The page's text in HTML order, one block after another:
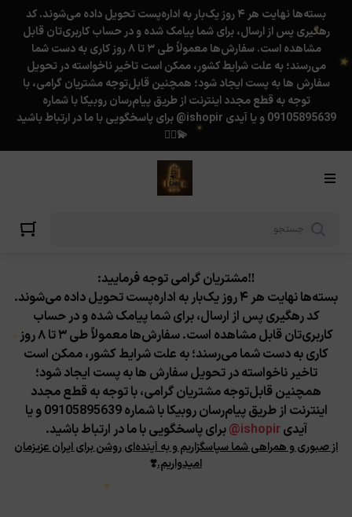
بسته‌ها نهایت هر ۴ روز یک‌بار به اداره‌پست تحویل داده می‌شوند. کد
رهگیری پس از ارسال، برای شما پیامک شده و در حساب کاربری‌تان قابل
مشاهده است. سفارش‌ها معمولاً طی ۳ تا ۸ روز کاری به دست شما
می‌رسند؛ به علت شرایط کشور، ممکن است تاخیر ناخواسته در تحویل
سفارش ها به پست ایجاد شود؛ همچنین قابل‌توجه مشتریان گرامی، با
توجه به قطع مجدد اینترنت از طریق پیام‌رسان روبیکا با شماره
09105895639 و یا آیدی ishopir@ برای پاسخگویی با ما در ارتباط باشید
💫❤️‍🔥
‼️مشتریان گرامی توجه فرمایید:
بسته‌ها نهایت هر ۴ روز یک‌بار به اداره‌پست تحویل داده می‌شوند.
کد رهگیری پس از ارسال، برای شما پیامک شده و در حساب
کاربری‌تان قابل مشاهده است. سفارش‌ها معمولاً طی ۳ تا ۸ روز
کاری به دست شما می‌رسند؛به علت شرایط کشور، ممکن است
تاخیر ناخواسته در تحویل سفارش ها به پست ایجاد شود؛
همچنین قابل‌توجه مشتریان گرامی، با توجه به قطع مجدد
اینترنت از طریق پیام‌رسان روبیکا با شماره 09105895639 و یا
آیدیishopir@ برای پاسخگویی با ما در ارتباط باشید.
از صبوری و همراهی شما سپاسگزاریم و به آینده‌ای روشن برای ایران عزیزمان
امیدواریم.❣️